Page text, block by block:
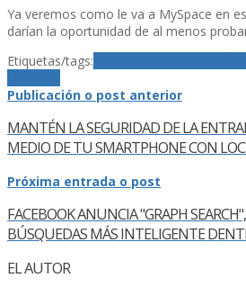
Ya veremos como le va a MySpace en
darí­an la oportunidad de al menos
Etiquetas/tags:
Publicación o post anterior
MANTÉN LA SEGURIDAD DE LA
MEDIO DE TU SMARTPHONE CON
Próxima entrada o post
FACEBOOK ANUNCIA "GRAPH
BÚSQUEDAS MÁS INTELIGENTE
EL AUTOR